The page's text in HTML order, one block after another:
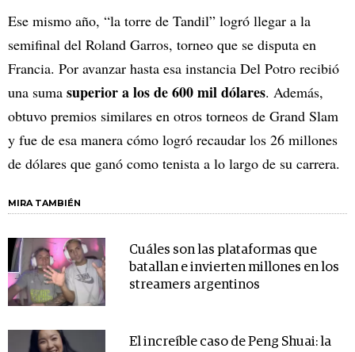
Ese mismo año, “la torre de Tandil” logró llegar a la
semifinal del Roland Garros, torneo que se disputa en
Francia. Por avanzar hasta esa instancia Del Potro recibió
una suma superior a los de 600 mil dólares. Además,
obtuvo premios similares en otros torneos de Grand Slam
y fue de esa manera cómo logró recaudar los 26 millones
de dólares que ganó como tenista a lo largo de su carrera.
MIRA TAMBIÉN
Cuáles son las plataformas que
batallan e invierten millones en los
streamers argentinos
El increíble caso de Peng Shuai: la